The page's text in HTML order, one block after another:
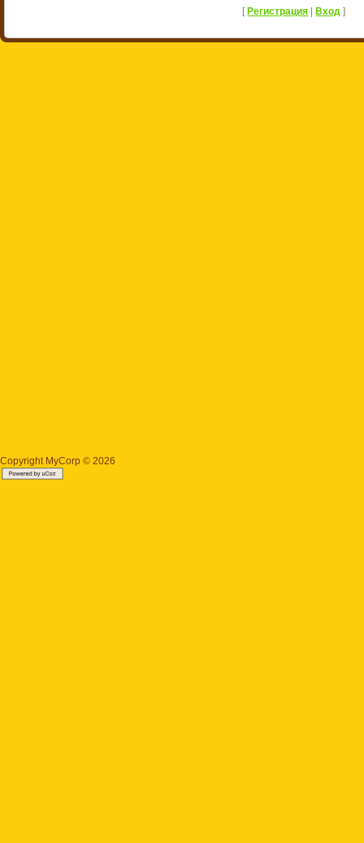
[ Регистрация Вход ]
Copyright MyCorp © 2026